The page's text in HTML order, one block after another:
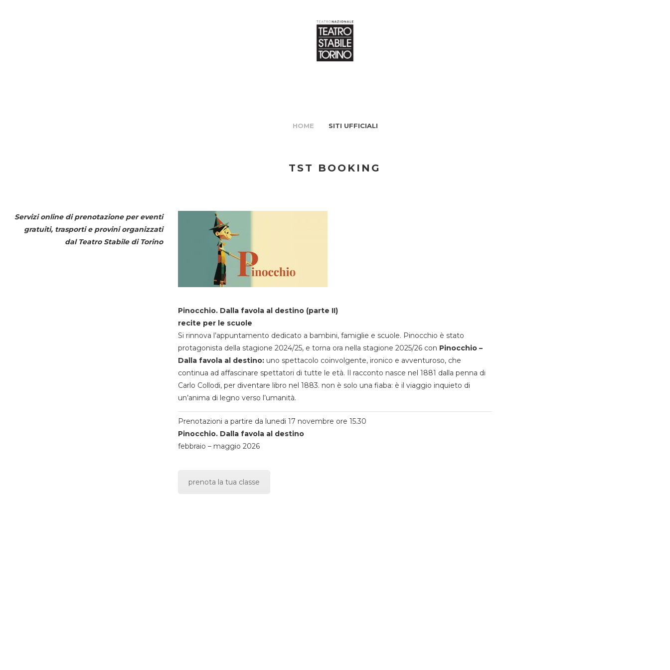
HOME SITI UFFICIALI
TST BOOKING
Servizi online di prenotazione per eventi
gratuiti, trasporti e provini organizzati
dal Teatro Stabile di Torino
Pinocchio. Dalla favola al destino (parte II)
recite per le scuole
Si rinnova l’appuntamento dedicato a bambini, famiglie e scuole. Pinocchio è stato
protagonista della stagione 2024/25, e torna ora nella stagione 2025/26 con Pinocchio –
Dalla favola al destino:uno spettacolo coinvolgente, ironico e avventuroso, che
continua ad affascinare spettatori di tutte le età. Il racconto nasce nel 1881 dalla penna di
Carlo Collodi, per diventare libro nel 1883. non è solo una fiaba: è il viaggio inquieto di
un’anima di legno verso l’umanità.
Prenotazioni a partire da lunedi 17 novembre ore 15.30
Pinocchio. Dalla favola al destino
febbraio – maggio 2026
prenota la tua classe